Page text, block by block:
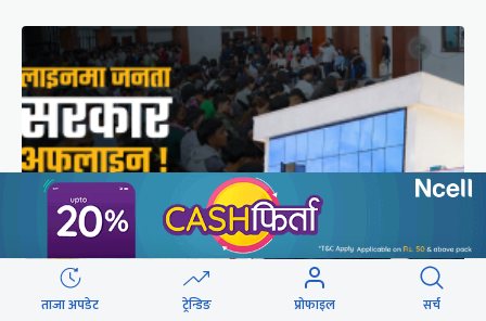
ताजा अपडेट ट्रेन्डिङ प्रोफाइल सर्च